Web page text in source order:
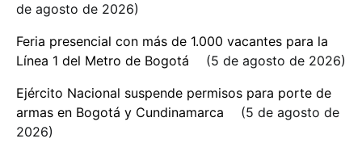
de agosto de 2026
Feria presencial con más de 1.000 vacantes para la
Línea 1 del Metro de Bogotá
5 de agosto de 2026
Ejército Nacional suspende permisos para porte de
armas en Bogotá y Cundinamarca
5 de agosto de
2026